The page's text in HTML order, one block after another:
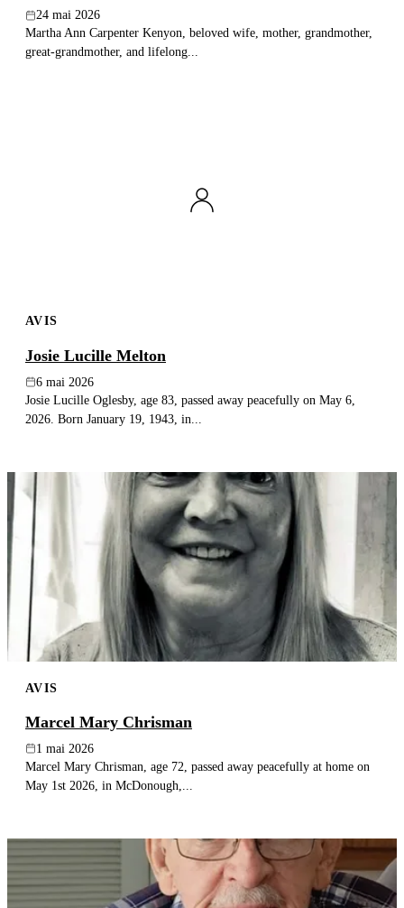
24 mai 2026
Martha Ann Carpenter Kenyon, beloved wife, mother, grandmother,
great-grandmother, and lifelong...
AVIS
Josie Lucille Melton
6 mai 2026
Josie Lucille Oglesby, age 83, passed away peacefully on May 6,
2026. Born January 19, 1943, in...
AVIS
Marcel Mary Chrisman
1 mai 2026
Marcel Mary Chrisman, age 72, passed away peacefully at home on
May 1st 2026, in McDonough,...